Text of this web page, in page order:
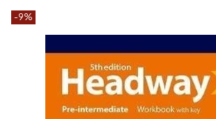
Etykiety produktu
-9%